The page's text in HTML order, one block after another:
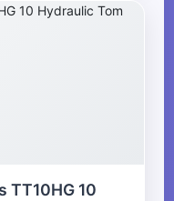
TT10HG 10